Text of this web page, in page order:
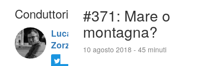
Conduttori
Luca
Zorzi
#371: Mare o
montagna?
10 agosto 2018 - 45 minuti